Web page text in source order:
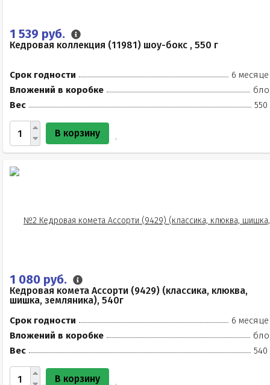
1 539 руб.
Кедровая коллекция (11981) шоу-бокс , 550 г
Срок годности
6
Вложений в коробке
Вес
550
В корзину
1 080 руб.
Кедровая комета Ассорти (9429) (классика, клюква,
шишка, земляника), 540г
Срок годности
6
Вложений в коробке
Вес
540
В корзину